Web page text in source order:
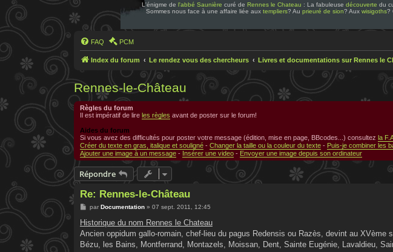
L'énigme de l'abbé Saunière curé de Rennes le Chateau : La fabuleuse découverte du
Sommes nous face à une affaire liée aux templiers? Au prieuré de sion? Aux wisigoths?
FAQ PCM
Index du forum Le rendez vous des chercheurs Livres et documentations sur Rennes le
Rennes-le-Château
Règles du forum
Il est impératif de lire les règles avant de poster sur le forum!
Aides du forum
Si vous avez des difficultés pour poster votre message (édition, mise en page, BBcodes...) consultez la
Créer du texte en gras, italique et souligné - Changer la taille ou la couleur du texte - Puis-je combiner les
Ajouter une image à un message - Insérer une video - Envoyer une image depuis son ordinateur
Répondre
Re: Rennes-le-Château
M
s
s
a
g
par Documentation» 07 sept. 2011, 12:45
Historique du nom Rennes le Chateau
Ancien oppidum gallo-romain, chef-lieu du pagus Redensis ou Razès, devint au XVème
Bézu, les Bains, Montferrand, Montazels, Moissan, Dent, Sainte Eugénie, Lavaldieu,